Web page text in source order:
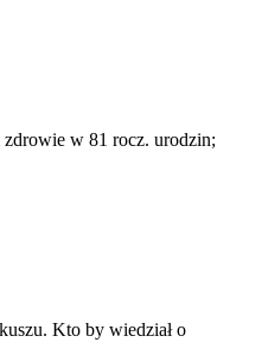
w 81 rocz. urodzin;
Kto by wiedział o